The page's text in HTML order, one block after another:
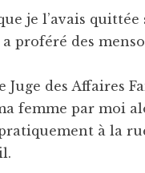
je l’avais
proféré des
des Affaires
femme par moi
à la